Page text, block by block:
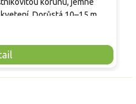
Dorůstá 10–15 m, má
a vytváří vzdušný stín.
latách. Po odkvětu tvoří
dlouhověký a vhodný
výsadeb.